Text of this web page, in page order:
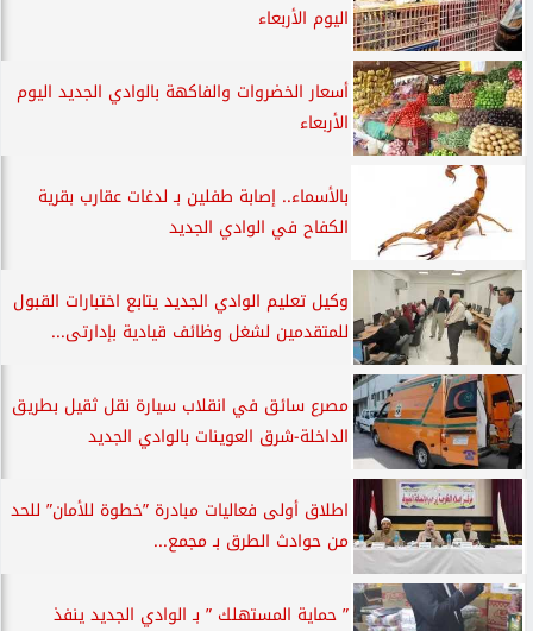
اليوم الأربعاء
أسعار الخضروات والفاكهة بالوادي الجديد اليوم
الأربعاء
بالأسماء.. إصابة طفلين بـ لدغات عقارب بقرية
الكفاح في الوادي الجديد
وكيل تعليم الوادي الجديد يتابع اختبارات القبول
للمتقدمين لشغل وظائف قيادية بإدارتى...
مصرع سائق في انقلاب سيارة نقل ثقيل بطريق
الداخلة-شرق العوينات بالوادي الجديد
اطلاق أولى فعاليات مبادرة ”خطوة للأمان” للحد
من حوادث الطرق بـ مجمع...
” حماية المستهلك ” بـ الوادي الجديد ينفذ